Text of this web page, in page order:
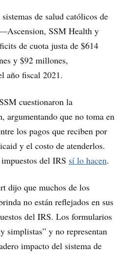
de salud católicos de
SSM Health y
de cuota justa de $614
y $92 millones,
año fiscal 2021.
cuestionaron la
argumentando que no toma en
los pagos que reciben por
y el costo de atenderlos.
del IRS sí lo hacen.
dijo que muchos de los
no están reflejados en sus
del IRS. Los formularios
simplistas” y no representan
impacto del sistema de